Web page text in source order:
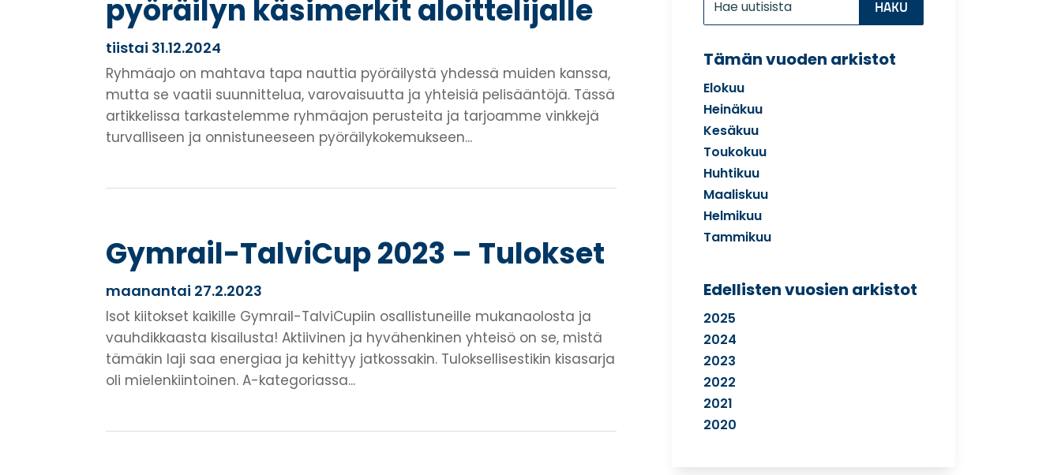
pyöräilyn käsimerkit aloittelijalle
tiistai 31.12.2024
Ryhmäajo on mahtava tapa nauttia pyöräilystä yhdessä muiden kanssa,
mutta se vaatii suunnittelua, varovaisuutta ja yhteisiä pelisääntöjä. Tässä
artikkelissa tarkastelemme ryhmäajon perusteita ja tarjoamme vinkkejä
turvalliseen ja onnistuneeseen pyöräilykokemukseen...
Gymrail-TalviCup 2023 – Tulokset
maanantai 27.2.2023
Isot kiitokset kaikille Gymrail-TalviCupiin osallistuneille mukanaolosta ja
vauhdikkaasta kisailusta! Aktiivinen ja hyvähenkinen yhteisö on se, mistä
tämäkin laji saa energiaa ja kehittyy jatkossakin. Tuloksellisestikin kisasarja
oli mielenkiintoinen. A-kategoriassa...
for...
Tämän vuoden arkistot
Elokuu
Heinäkuu
Kesäkuu
Toukokuu
Huhtikuu
Maaliskuu
Helmikuu
Tammikuu
Edellisten vuosien arkistot
2025
2024
2023
2022
2021
2020